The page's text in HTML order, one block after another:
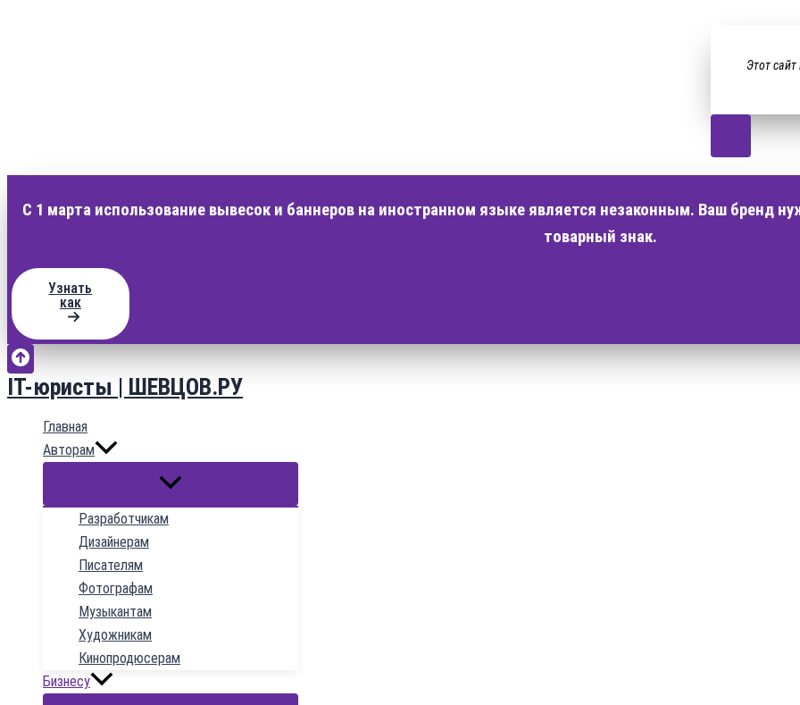
Этот
С 1 марта использование вывесок и баннеров на иностранном языке является незаконным. Ваш бренд
товарный знак.
Узнать
как
Перейти
содержимому
IT-юристы | ШЕВЦОВ.РУ
Главная
Авторам
Разработчикам
Дизайнерам
Писателям
Фотографам
Музыкантам
Художникам
Кинопродюсерам
Бизнесу